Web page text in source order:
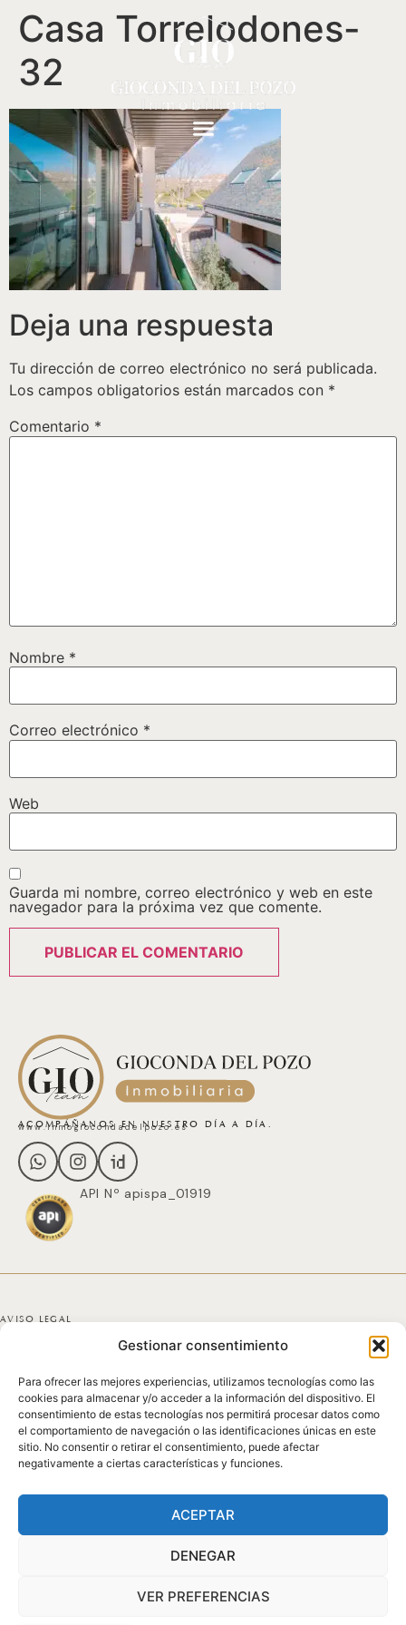
Gestionar consentimiento
Para ofrecer las mejores experiencias, utilizamos tecnologías como las
cookies para almacenar y/o acceder a la información del dispositivo. El
consentimiento de estas tecnologías nos permitirá procesar datos como
el comportamiento de navegación o las identificaciones únicas en este
sitio. No consentir o retirar el consentimiento, puede afectar
negativamente a ciertas características y funciones.
ACEPTAR
DENEGAR
VER PREFERENCIAS
Casa Torrelodones-
32
Deja una respuesta
Tu dirección de correo electrónico no será publicada.
Los campos obligatorios están marcados con *
Comentario *
Nombre *
Correo electrónico *
Web
Guarda mi nombre, correo electrónico y web en este
navegador para la próxima vez que comente.
ACOMPÁÑANOS EN NUESTRO DÍA A DÍA.
www.inmogiocondadelpozo.es
API Nº apispa_01919
AVISO LEGAL
POLÍTICA DE COOKIES
DECLARACIÓN DE ACCESIBILIDAD
MAPA DEL SITIO
© 2025 GICONDA DEL POZO